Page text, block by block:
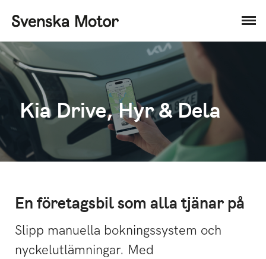
Kia Drive, Hyr & Dela
En företagsbil som alla tjänar på
Slipp manuella bokningssystem och
nyckelutlämningar. Med